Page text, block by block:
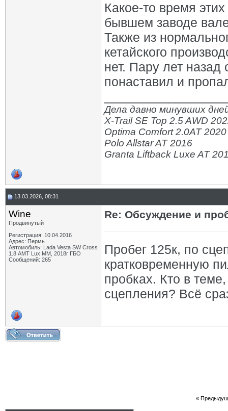
Какое-то время
бывшем заводе
Также из
кетайского
нет. Пару лет
понаставил и
Дела давно минувших
X-Trail SE Top 2.5 AWD
Optima Comfort 2.0AT 2020
Polo Allstar AT 2016
Granta Liftback Luxe AT
13.03.2026, 08:31
Wine
Продвинутый
Регистрация: 10.04.2016
Адрес: Пермь
Автомобиль: Lada Vesta SW Cross
1.8 АМТ Lux MM, 2018г ГБО
Сообщений: 265
Re: Обсуждение и
Пробег 125к, по
кратковременную
пробках. Кто в
сцепления? Всё
«